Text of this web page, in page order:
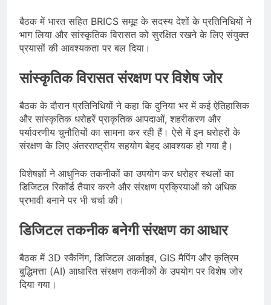
बैठक में भारत सहित BRICS समूह के सदस्य देशों के प्रतिनिधियों ने
भाग लिया और सांस्कृतिक विरासत को सुरक्षित रखने के लिए संयुक्त
प्रयासों की आवश्यकता पर बल दिया।
सांस्कृतिक विरासत संरक्षण पर विशेष जोर
बैठक के दौरान प्रतिनिधियों ने कहा कि दुनिया भर में कई ऐतिहासिक
और सांस्कृतिक धरोहरें प्राकृतिक आपदाओं, शहरीकरण और
पर्यावरणीय चुनौतियों का सामना कर रही हैं। ऐसे में इन धरोहरों के
संरक्षण के लिए अंतरराष्ट्रीय सहयोग बेहद आवश्यक हो गया है।
विशेषज्ञों ने आधुनिक तकनीकों का उपयोग कर धरोहर स्थलों का
डिजिटल रिकॉर्ड तैयार करने और संरक्षण प्रक्रियाओं को अधिक
प्रभावी बनाने पर भी चर्चा की।
डिजिटल तकनीक बनेगी संरक्षण का आधार
बैठक में 3D स्कैनिंग, डिजिटल आर्काइव, GIS मैपिंग और कृत्रिम
बुद्धिमत्ता (AI) आधारित संरक्षण तकनीकों के उपयोग पर विशेष जोर
दिया गया।